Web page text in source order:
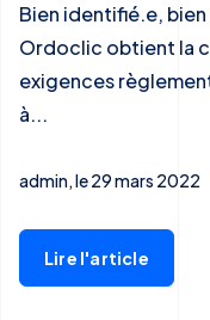
Bien identifié.e,
Ordoclic obtient la
exigences
à...
admin, le 29 mars 2022
Lire l'article